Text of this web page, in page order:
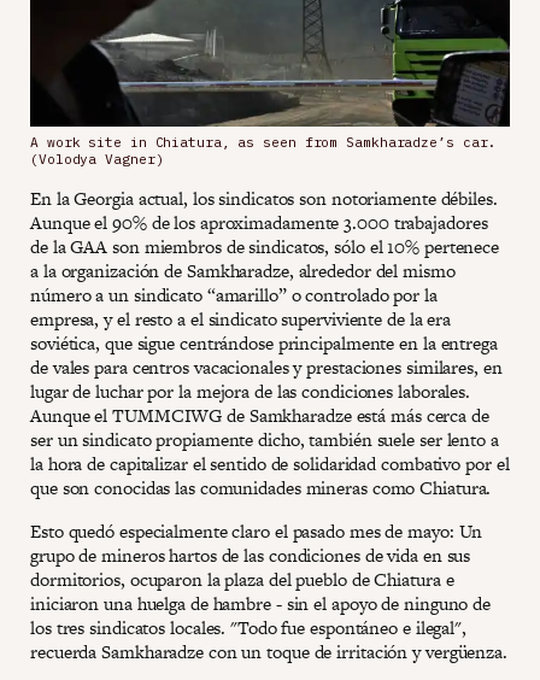
A work site in Chiatura, as seen from Samkharadze’s car.
(Volodya Vagner)
En la Georgia actual, los sindicatos son notoriamente débiles.
Aunque el 90% de los aproximadamente 3.000 trabajadores
de la GAA son miembros de sindicatos, sólo el 10% pertenece
a la organización de Samkharadze, alrededor del mismo
número a un sindicato “amarillo” o controlado por la
empresa, y el resto a el sindicato superviviente de la era
soviética, que sigue centrándose principalmente en la entrega
de vales para centros vacacionales y prestaciones similares, en
lugar de luchar por la mejora de las condiciones laborales.
Aunque el TUMMCIWG de Samkharadze está más cerca de
ser un sindicato propiamente dicho, también suele ser lento a
la hora de capitalizar el sentido de solidaridad combativo por el
que son conocidas las comunidades mineras como Chiatura.
Esto quedó especialmente claro el pasado mes de mayo: Un
grupo de mineros hartos de las condiciones de vida en sus
dormitorios, ocuparon la plaza del pueblo de Chiatura e
iniciaron una huelga de hambre - sin el apoyo de ninguno de
los tres sindicatos locales. "Todo fue espontáneo e ilegal",
recuerda Samkharadze con un toque de irritación y vergüenza.